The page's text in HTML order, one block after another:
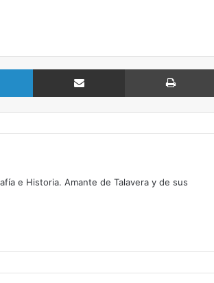
LinkedIn Compartir por Email
e Historia. Amante de Talavera y de sus